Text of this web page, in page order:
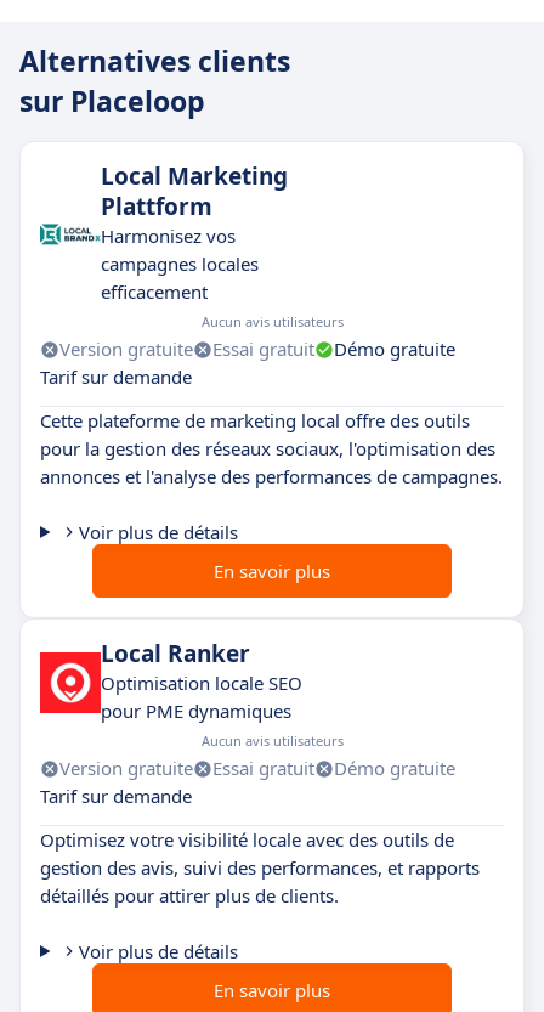
Alternatives clients
sur Placeloop
Local Marketing
Plattform
Harmonisez vos
campagnes locales
efficacement
Aucun avis utilisateurs
Version gratuite Essai gratuit
Démo gratuite
Tarif sur demande
Cette plateforme de marketing local offre des outils
pour la gestion des réseaux sociaux, l'optimisation des
annonces et l'analyse des performances de campagnes.
Voir plus de détails
En savoir plus
Local Ranker
Optimisation locale SEO
pour PME dynamiques
Aucun avis utilisateurs
Version gratuite Essai gratuit
Démo gratuite
Tarif sur demande
Optimisez votre visibilité locale avec des outils de
gestion des avis, suivi des performances, et rapports
détaillés pour attirer plus de clients.
Voir plus de détails
En savoir plus